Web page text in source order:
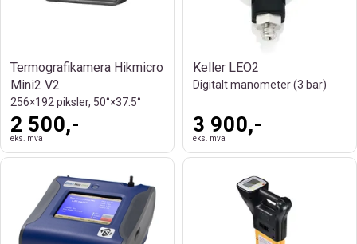
Termografikamera Hikmicro
Mini2 V2
256×192 piksler, 50°×37.5°
2 500,-
eks. mva
Keller LEO2
Digitalt manometer (3 bar)
3 900,-
eks. mva